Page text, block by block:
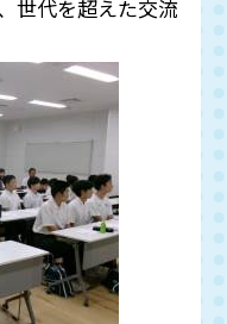
世代を超えた交流